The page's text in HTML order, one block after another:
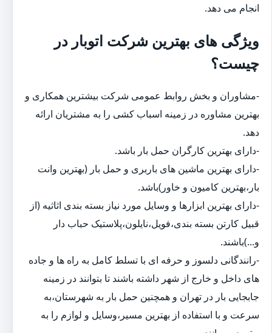
انجام می دهد.
ویژگی های بهترین شرکت اتوبار در
چیست؟
-مشاوران و بخش روابط عمومی شرکت بیشترین همکاری و
بهترین مشاوره در زمینه اسباب کشی را به مشتریان ارائه
دهد.
-دارای بهترین کارگران حمل بار باشد.
-دارای بهترین ماشین های باربری و حمل بار (بهترین وانت
بار،بهترین کامیون و خاور)باشد.
-دارای بهترین ابزارها و وسایل مورد نیاز بسته بندی اثاثیه (از
قبیل کارتن بسته بندی،فویل،نایلون،پلاستیک حباب دار
و...)باشند.
-رانندگانی دلسوز و حرفه ای با تسلط کامل به راه ها و جاده
های داخل و خارج از شهر داشته باشند تا بتوانند در زمینه
جابجایی بار در تهران و همچنین حمل بار به شهرستان،به
سرعت و با استفاده از بهترین مسیر،وسایل و لوازم را به